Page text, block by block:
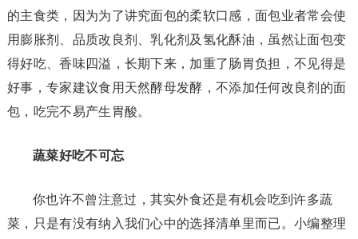
的主食类，因为为了讲究面包的柔软口感，面包业者常会使
用膨胀剂、品质改良剂、乳化剂及氢化酥油，虽然让面包变
得好吃、香味四溢，长期下来，加重了肠胃负担，不见得是
好事，专家建议食用天然酵母发酵，不添加任何改良剂的面
包，吃完不易产生胃酸。
蔬菜好吃不可忘
你也许不曾注意过，其实外食还是有机会吃到许多蔬
菜，只是有没有纳入我们心中的选择清单里而已。小编整理